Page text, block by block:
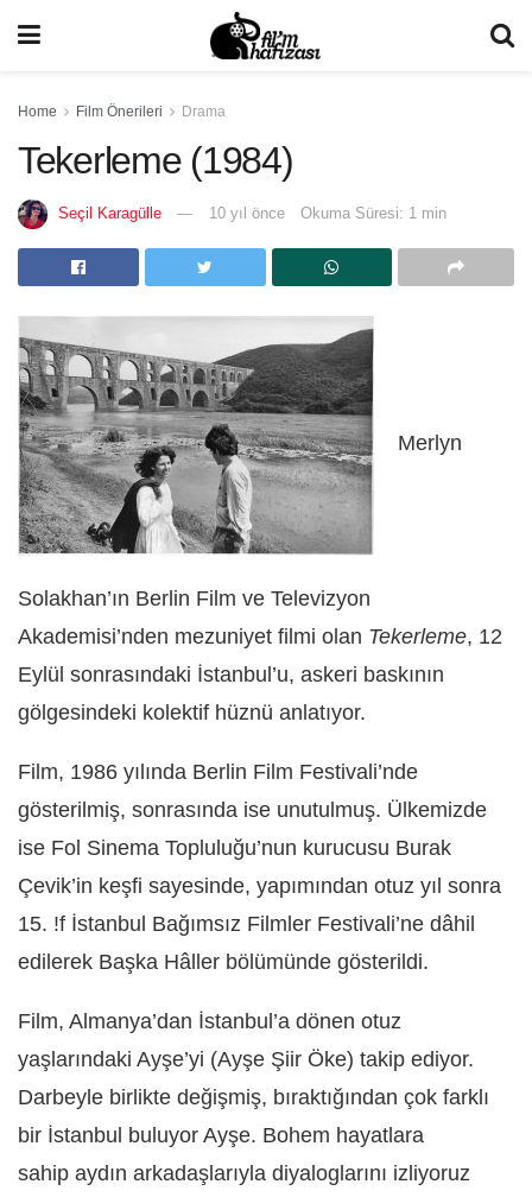
Home Film Önerileri Drama
Tekerleme (1984)
Seçil Karagülle 10 yıl önce Okuma Süresi: 1 min
Merlyn
Solakhan’ın Berlin Film ve Televizyon
Akademisi’nden mezuniyet filmi olan Tekerleme, 12
Eylül sonrasındaki İstanbul’u, askeri baskının
gölgesindeki kolektif hüznü anlatıyor.
Film, 1986 yılında Berlin Film Festivali’nde
gösterilmiş, sonrasında ise unutulmuş. Ülkemizde
ise Fol Sinema Topluluğu’nun kurucusu Burak
Çevik’in keşfi sayesinde, yapımından otuz yıl sonra
15. !f İstanbul Bağımsız Filmler Festivali’ne dâhil
edilerek Başka Hâller bölümünde gösterildi.
Film, Almanya’dan İstanbul’a dönen otuz
yaşlarındaki Ayşe’yi (Ayşe Şiir Öke) takip ediyor.
Darbeyle birlikte değişmiş, bıraktığından çok farklı
bir İstanbul buluyor Ayşe. Bohem hayatlara
sahip aydın arkadaşlarıyla diyaloglarını izliyoruz